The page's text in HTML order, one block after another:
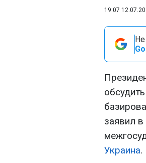
19:07
Не
заявил в
Украина.